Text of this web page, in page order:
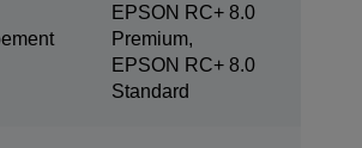
EPSON RC+ 8.0
Premium,
EPSON RC+ 8.0
Standard